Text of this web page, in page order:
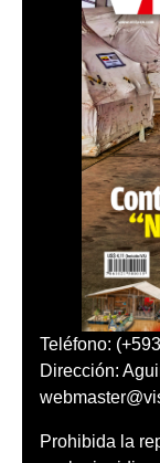
Teléfono:
Dirección:
Prohibida la